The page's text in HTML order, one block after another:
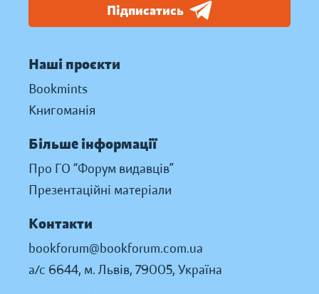
Підписатись
Наші проєкти
Bookmints
Книгоманія
Більше інформації
Про ГО “Форум видавців”
Презентаційні матеріали
Контакти
bookforum@bookforum.com.ua
а/с 6644, м. Львів, 79005, Україна